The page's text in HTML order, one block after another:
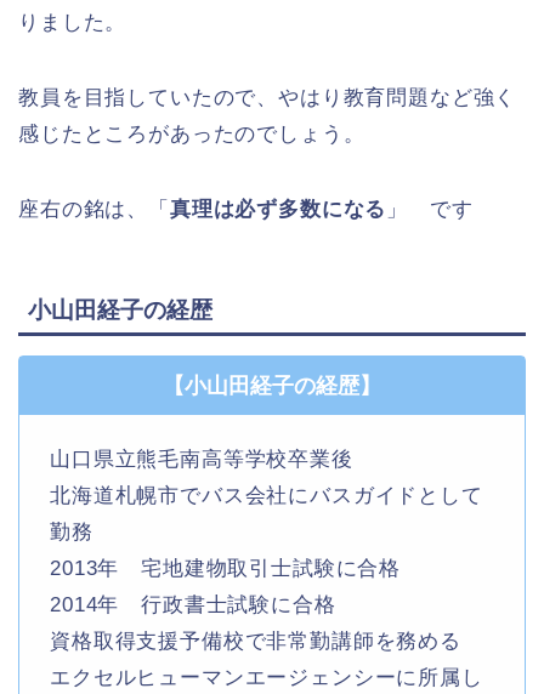
りました。
教員を目指していたので、やはり教育問題など強く
感じたところがあったのでしょう。
座右の銘は、「 真理は必ず多数になる 」 です
小山田経子の経歴
【小山田経子の経歴】
山口県立熊毛南高等学校卒業後
北海道札幌市でバス会社にバスガイドとして
勤務
2013年 宅地建物取引士試験に合格
2014年 行政書士試験に合格
資格取得支援予備校で非常勤講師を務める
エクセルヒューマンエージェンシーに所属し